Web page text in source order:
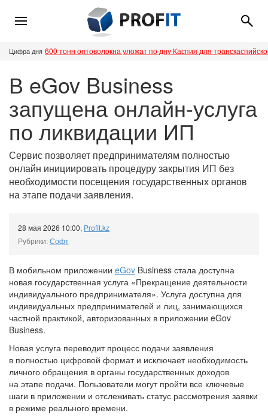
Цифра дня 600 тонн оптоволокна уложат по дну Каспия для
В eGov Business
запущена онлайн-услуга
по ликвидации ИП
Сервис позволяет предпринимателям полностью
онлайн инициировать процедуру закрытия ИП без
необходимости посещения государственных органов
на этапе подачи заявления.
28 мая 2026 10:00, Profit.kz
Рубрики:Софт
В мобильном приложении eGov Business стала доступна
новая государственная услуга «Прекращение деятельности
индивидуального предпринимателя». Услуга доступна для
индивидуальных предпринимателей и лиц, занимающихся
частной практикой, авторизованных в приложении eGov
Business.
Новая услуга переводит процесс подачи заявления
в полностью цифровой формат и исключает необходимость
личного обращения в органы государственных доходов
на этапе подачи. Пользователи могут пройти все ключевые
шаги в приложении и отслеживать статус рассмотрения заявки
в режиме реального времени.